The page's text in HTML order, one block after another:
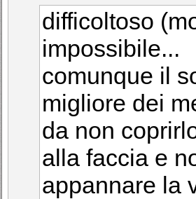
difficoltoso
impossibile...
comunque il
migliore dei
da non
alla faccia e
appannare la